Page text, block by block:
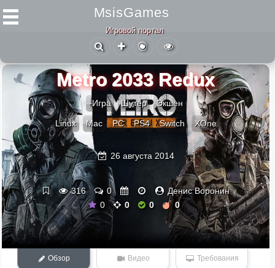
MsisGames
Игровой портал
Metro 2033 Redux
-Игра Шутер Экшен
Linux Mac PC PS4 Switch XOne
26 августа 2014
316 0
Денис Воронин
0
0 0 0
Обзор Видео Требования